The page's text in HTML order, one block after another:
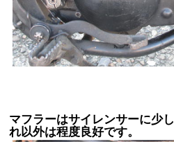
マフラーはサイレンサーに少
れ以外は程度良好です。